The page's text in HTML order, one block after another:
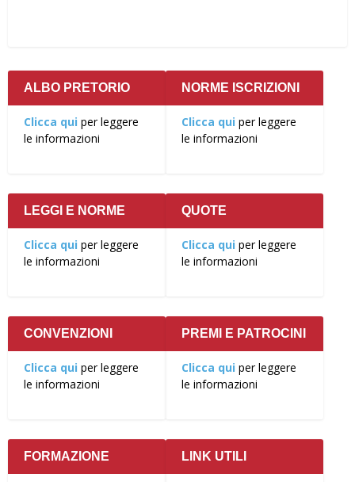
ALBO PRETORIO
Clicca qui per leggere
le informazioni
NORME ISCRIZIONI
Clicca qui per leggere
le informazioni
LEGGI E NORME
Clicca qui per leggere
le informazioni
QUOTE
Clicca qui per leggere
le informazioni
CONVENZIONI
Clicca qui per leggere
le informazioni
PREMI E PATROCINI
Clicca qui per leggere
le informazioni
FORMAZIONE LINK UTILI